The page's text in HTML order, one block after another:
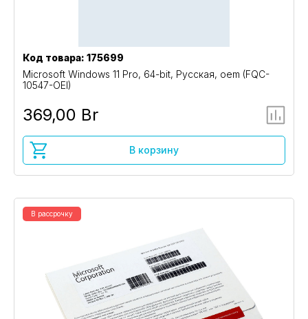
Код товара: 175699
Microsoft Windows 11 Pro, 64-bit, Русская, oem (FQC-
10547-OEI)
369,00 Br
В корзину
В рассрочку